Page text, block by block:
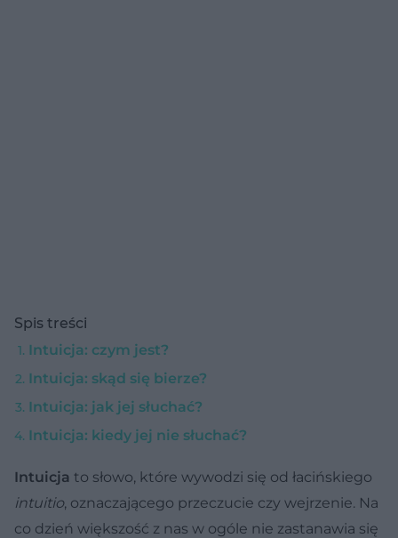
Spis treści
Intuicja: czym jest?
Intuicja: skąd się bierze?
Intuicja: jak jej słuchać?
Intuicja: kiedy jej nie słuchać?
Intuicja to słowo, które wywodzi się od łacińskiego
intuitio, oznaczającego przeczucie czy wejrzenie. Na
co dzień większość z nas w ogóle nie zastanawia się